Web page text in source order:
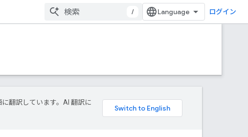
/ ログイン
翻訳しています。AI 翻訳に